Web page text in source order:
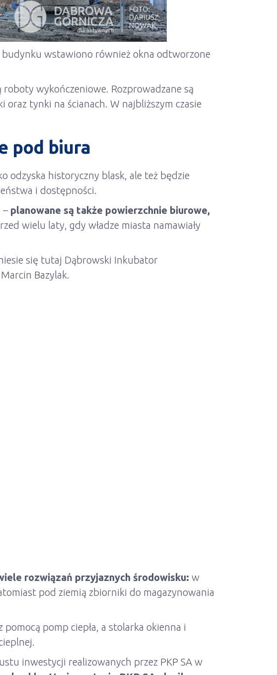
budynku wstawiono również okna odtworzone
wykończeniowe. Rozprowadzane są
tynki na ścianach. W najbliższym czasie
pod biura
odzyska historyczny blask, ale też będzie
i dostępności.
– planowane są także powierzchnie biurowe,
wielu laty, gdy władze miasta namawiały
się tutaj Dąbrowski Inkubator
Bazylak.
rozwiązań przyjaznych środowisku: w
pod ziemią zbiorniki do magazynowania
pomp ciepła, a stolarka okienna i
inwestycji realizowanych przez PKP SA w